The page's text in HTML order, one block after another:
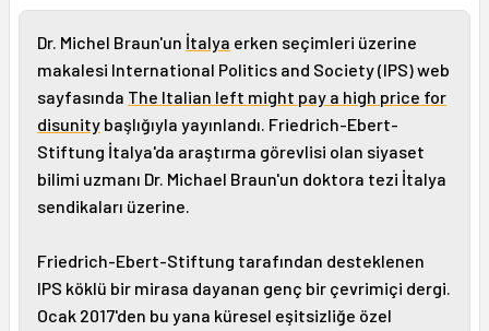
Dr. Michel Braun'un İtalya erken seçimleri üzerine
makalesi International Politics and Society (IPS) web
sayfasında The Italian left might pay a high price for
disunity başlığıyla yayınlandı. Friedrich-Ebert-
Stiftung İtalya'da araştırma görevlisi olan siyaset
bilimi uzmanı Dr. Michael Braun'un doktora tezi İtalya
sendikaları üzerine.
Friedrich-Ebert-Stiftung tarafından desteklenen
IPS köklü bir mirasa dayanan genç bir çevrimiçi dergi.
Ocak 2017'den bu yana küresel eşitsizliğe özel